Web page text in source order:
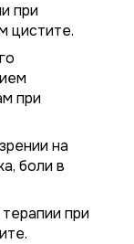
при
цистите.
при
на
боли в
при